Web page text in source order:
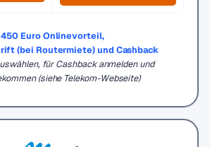
Euro Onlinevorteil,
(bei Routermiete) und Cashback
für Cashback anmelden und
(siehe Telekom-Webseite)